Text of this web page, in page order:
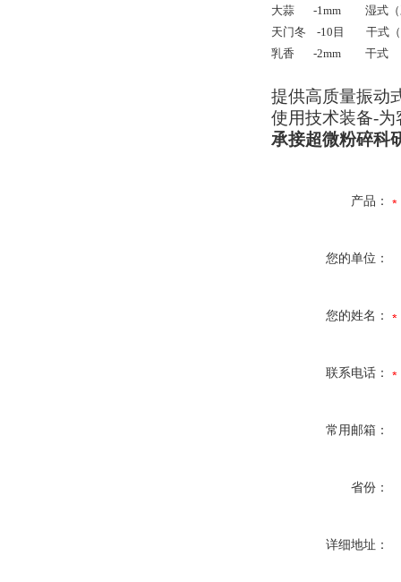
大蒜 -1mm 湿式
天门冬 -10 目
干式
乳香 -2mm 干式
提供高质量振动
使用技术装备-为
承接超微粉碎科
产品：
您的单位：
您的姓名：
联系电话：
常用邮箱：
省份：
详细地址：